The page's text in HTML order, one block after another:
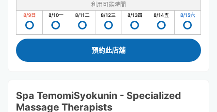
利用可能時間
8/9日 8/10一 8/11二 8/12三 8/13四 8/14五 8/15六
預約此店舖
Spa TemomiSyokunin - Specialized
Massage Therapists